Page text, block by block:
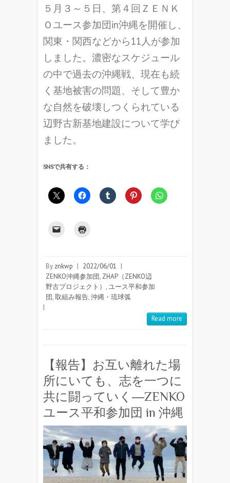
５月３～５日、第４回ＺＥＮＫ
Ｏユース参加団in沖縄を開催し、
関東・関西などから11人が参加
しました。濃密なスケジュール
の中で過去の沖縄戦、現在も続
く基地被害の問題、そして豊か
な自然を破壊しつくられている
辺野古新基地建設について学び
ました。
SNSで共有する：
By znkwp | 2022/06/01 |
ZENKO沖縄参加団, ZHAP（ZENKO辺
野古プロジェクト） ,ユース平和参加
団,取組み報告,沖縄・琉球弧
|
Read more
【報告】お互い離れた場
所にいても、志を一つに
共に闘っていく―ZENKO
ユース平和参加団 in 沖縄